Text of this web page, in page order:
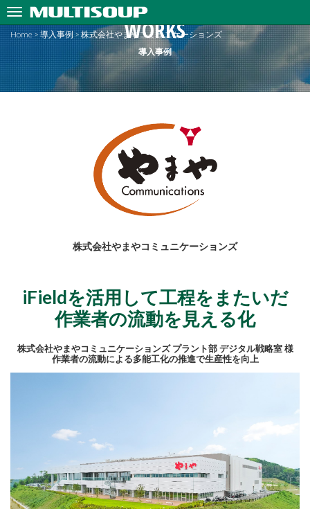
WORKS
導入事例
Home>導入事例>株式会社やまやコミュニケーションズ
株式会社やまやコミュニケーションズ
iFieldを活用して工程をまたいだ
作業者の流動を見える化
株式会社やまやコミュニケーションズ プラント部 デジタル戦略室 様
作業者の流動による多能工化の推進で生産性を向上